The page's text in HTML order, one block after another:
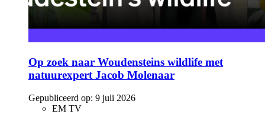
Op zoek naar Woudensteins wildlife met
natuurexpert Jacob Molenaar
Gepubliceerd op: 9 juli 2026
EM TV